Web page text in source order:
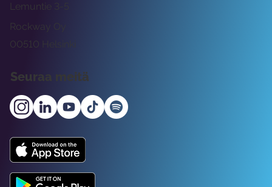
Rockway Oy
Lemuntie 3-5
00510 Helsinki
Seuraa meitä